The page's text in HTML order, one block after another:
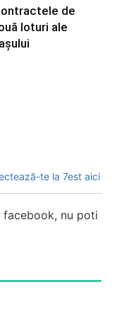
de
loturi ale
te la 7est aici
facebook, nu poti